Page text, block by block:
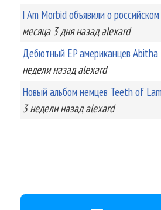
I Am Morbid объявили о
месяца 3 дняназад alexard
Дебютный EP американцев Abitha
неделиназад alexard
Новый альбом немцев Teeth of
3 неделиназад alexard